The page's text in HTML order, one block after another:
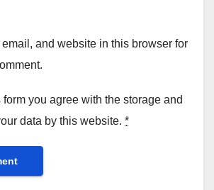
and website in this browser for
form you agree with the storage and
data by this website. *